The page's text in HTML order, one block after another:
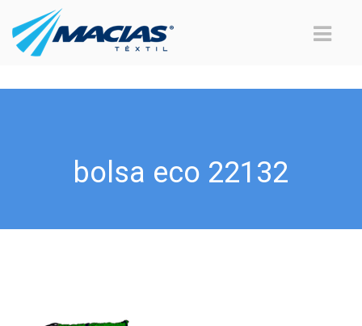
bolsa eco 22132